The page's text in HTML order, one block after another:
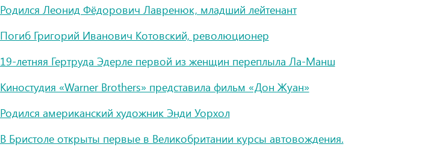
Родился Леонид Фёдорович Лавренюк, младший лейтенант
Погиб Григорий Иванович Котовский, революционер
19-летняя Гертруда Эдерле первой из женщин переплыла Ла-Манш
Киностудия «Warner Brothers» представила фильм «Дон Жуан»
Родился американский художник Энди Уорхол
В Бристоле открыты первые в Великобритании курсы автовождения.